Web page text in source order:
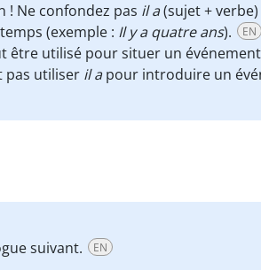
! Ne confondez pas il a(sujet +
(exemple : Il y a quatre ans). EN
être utilisé pour situer un événement
pas utiliser il apour introduire un
suivant. EN